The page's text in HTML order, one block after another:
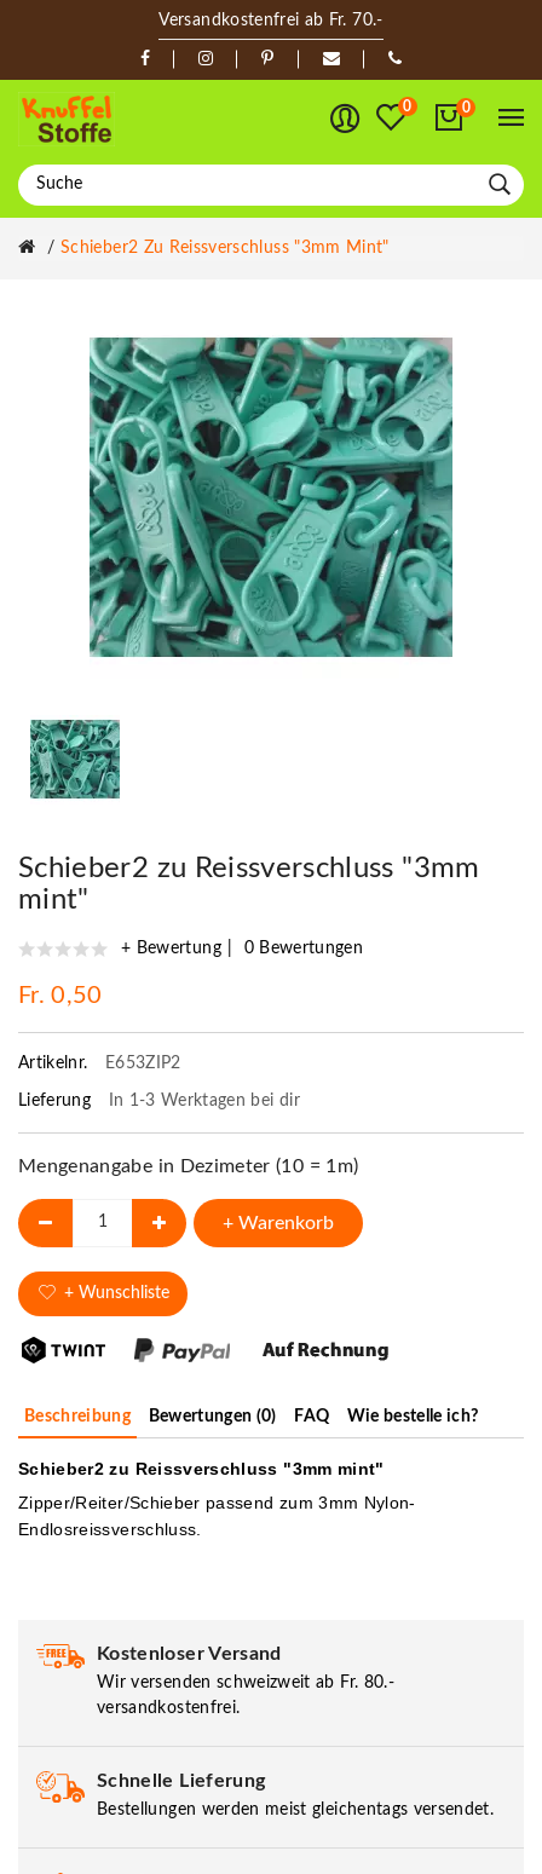
Versandkostenfrei ab Fr. 70.-
0 0
Schieber2 Zu Reissverschluss "3mm Mint"
Schieber2 zu Reissverschluss "3mm
mint"
+ Bewertung 0 Bewertungen
Fr. 0,50
Artikelnr. E653ZIP2
Lieferung In 1-3 Werktagen bei dir
Mengenangabe in Dezimeter (10 = 1m)
+ Warenkorb
+ Wunschliste
Beschreibung Bewertungen (0) FAQ Wie bestelle ich?
Schieber2 zu Reissverschluss "3mm mint"
Zipper/Reiter/Schieber passend zum 3mm Nylon-
Endlosreissverschluss.
Kostenloser Versand
Wir versenden schweizweit ab Fr. 80.-
versandkostenfrei.
Schnelle Lieferung
Bestellungen werden meist gleichentags versendet.